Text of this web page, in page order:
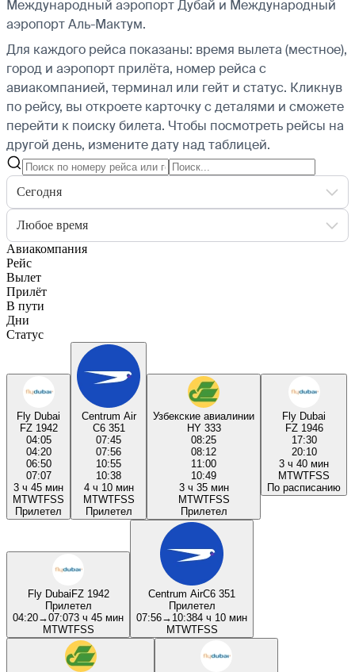
Международный аэропорт Дубай и Международный
аэропорт Аль-Мактум.
Для каждого рейса показаны: время вылета (местное),
город и аэропорт прилёта, номер рейса с
авиакомпанией, терминал или гейт и статус. Кликнув
по рейсу, вы откроете карточку с деталями и сможете
перейти к поиску билета. Чтобы посмотреть рейсы на
другой день, измените дату над таблицей.
Сегодня
Любое время
Авиакомпания
Рейс
Вылет
Прилёт
В пути
Дни
Статус
Fly Dubai
FZ 1942
04:05
04:20
06:50
07:07
3 ч 45 мин
MTWTFSS
Прилетел
Centrum Air
C6 351
07:45
07:56
10:55
10:38
4 ч 10 мин
MTWTFSS
Прилетел
Узбекские авиалинии
HY 333
08:25
08:12
11:00
10:49
3 ч 35 мин
MTWTFSS
Прилетел
Fly Dubai
FZ 1946
17:30
20:10
3 ч 40 мин
MTWTFSS
По расписанию
Fly DubaiFZ 1942
Прилетел
04:20→07:073 ч 45 мин
MTWTFSS
Centrum AirC6 351
Прилетел
07:56→ 10:384 ч 10 мин
MTWTFSS